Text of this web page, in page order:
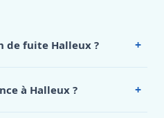
de fuite Halleux ? +
à Halleux ? +